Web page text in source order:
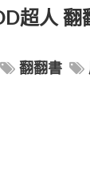
超人 翻
翻翻書